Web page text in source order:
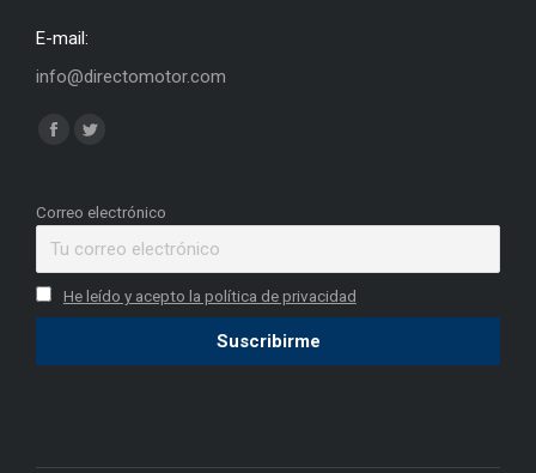
E-mail:
info@directomotor.com
Find us on:
Facebook
opens
window
Twitter
opens
window
Correo electrónico
He leído y acepto la política de privacidad